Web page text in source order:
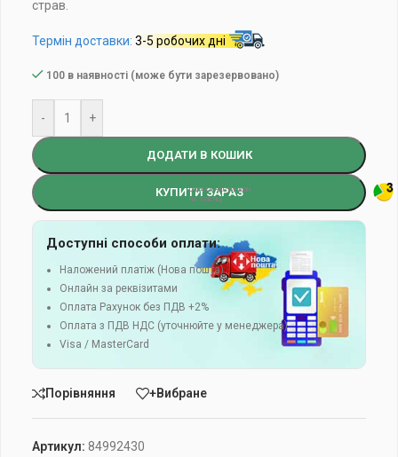
страв.
Термін доставки: 3-5 робочих дні
100 в наявності (може бути зарезервовано)
- +
ДОДАТИ В КОШИК
КУПИТИ ЗАРАЗ
Доступні способи оплати:
Наложений платіж (Нова пошта)
Онлайн за реквізитами
Оплата Рахунок без ПДВ +2%
Оплата з ПДВ НДС (уточнюйте у менеджера)
Visa / MasterCard
Порівняння +Вибране
Артикул: 84992430